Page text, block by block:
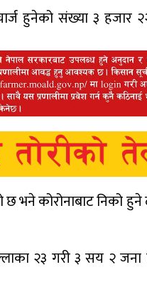
हुनेको संख्या ३ हजार
भने कोरोनाबाट निको
२३ गरी ३ सय २ जना